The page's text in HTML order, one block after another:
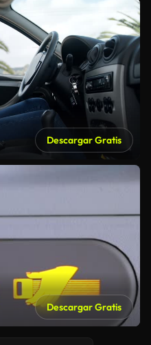
Descargar Gratis
Descargar Gratis